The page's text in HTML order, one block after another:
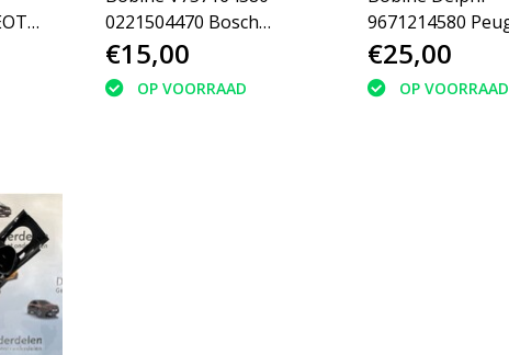
0221504470 Bosch
peugeot 308 1.6(597064)
€15,00
OP VOORRAAD
€25,00
OP VOORRAAD